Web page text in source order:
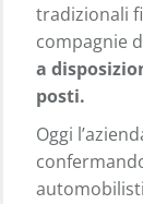
tradizionali
compagnie
a
posti.
Oggi